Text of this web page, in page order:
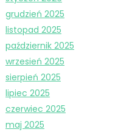
grudzień 2025
listopad 2025
październik 2025
wrzesień 2025
sierpień 2025
lipiec 2025
czerwiec 2025
maj 2025